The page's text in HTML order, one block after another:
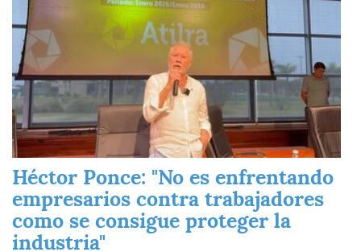
Héctor Ponce: "No es enfrentando
empresarios contra trabajadores
como se consigue proteger la
industria"